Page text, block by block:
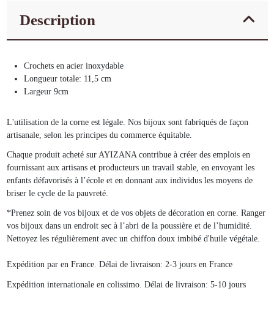
Description
Crochets en acier inoxydable
Longueur totale: 11,5 cm
Largeur 9cm
L'utilisation de la corne est légale. Nos bijoux sont fabriqués de façon
artisanale, selon les principes du commerce équitable.
Chaque produit acheté sur AYIZANA contribue à créer des emplois en
fournissant aux artisans et producteurs un travail stable, en envoyant les
enfants défavorisés à l’école et en donnant aux individus les moyens de
briser le cycle de la pauvreté.
*Prenez soin de vos bijoux et de vos objets de décoration en corne. Ranger
vos bijoux dans un endroit sec à l’abri de la poussière et de l’humidité.
Nettoyez les régulièrement avec un chiffon doux imbibé d'huile végétale.
Expédition par en France. Délai de livraison: 2-3 jours en France
Expédition internationale en colissimo. Délai de livraison: 5-10 jours